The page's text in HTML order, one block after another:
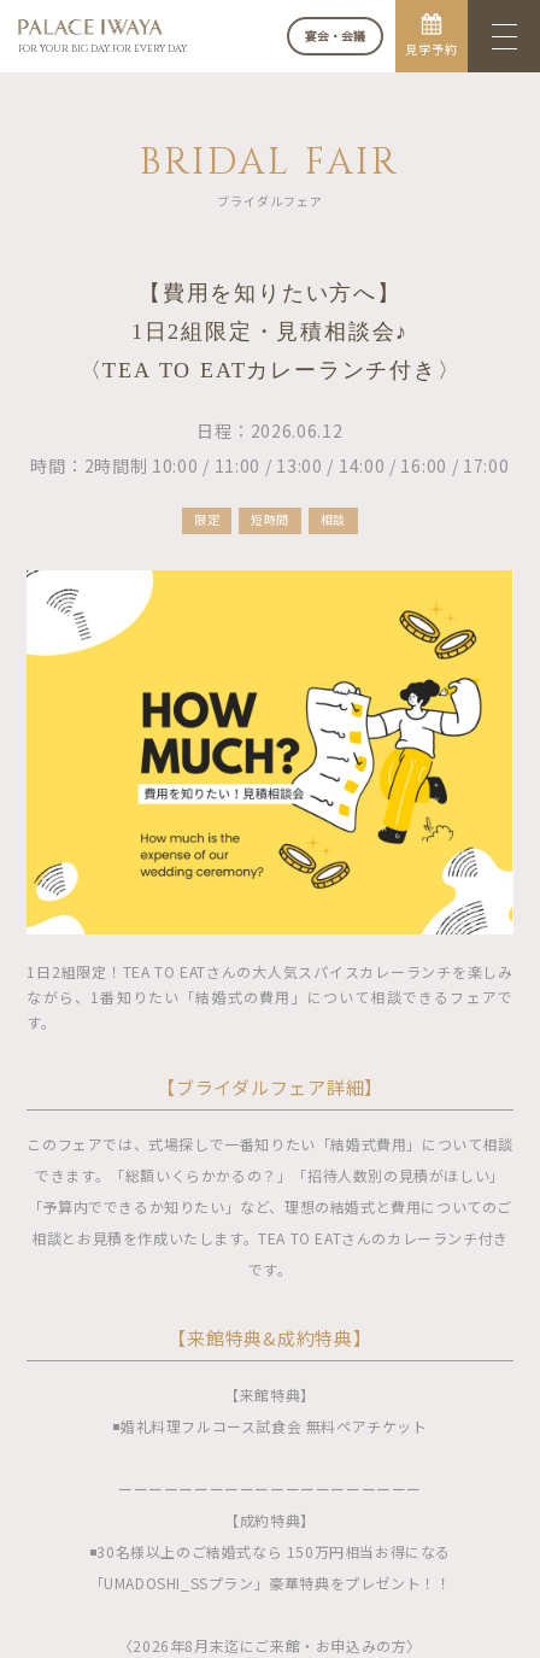
FOR YOUR BIG DAY. FOR EVERY DAY.
宴会・会議
見学予約
BRIDAL FAIR
ブライダルフェア
【費用を知りたい方へ】
1日2組限定・見積相談会♪
〈TEA TO EATカレーランチ付き〉
日程：2026.06.12
時間：2時間制 10:00 / 11:00 / 13:00 / 14:00 / 16:00 / 17:00
限定 短時間 相談
1日2組限定！TEA TO EATさんの大人気スパイスカレーランチを楽しみ
ながら、1番知りたい「結婚式の費用」について相談できるフェアで
す。
【ブライダルフェア詳細】
このフェアでは、式場探しで一番知りたい「結婚式費用」について相談
できます。「総額いくらかかるの？」「招待人数別の見積がほしい」
「予算内でできるか知りたい」など、理想の結婚式と費用についてのご
相談とお見積を作成いたします。TEA TO EATさんのカレーランチ付き
です。
【来館特典&成約特典】
【来館特典】
◾️婚礼料理フルコース試食会 無料ペアチケット
ーーーーーーーーーーーーーーーーーーーー
【成約特典】
◾️30名様以上のご結婚式なら 150万円相当お得になる
「UMADOSHI_SSプラン」豪華特典をプレゼント！！
〈2026年8月末迄にご来館・お申込みの方〉